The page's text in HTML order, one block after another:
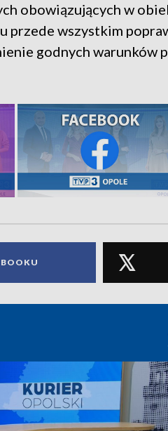
obowiązujących w
przede wszystkim
godnych warunków